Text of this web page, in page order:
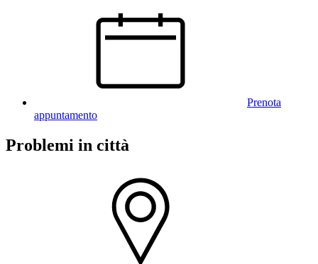
Prenota
appuntamento
Problemi in città